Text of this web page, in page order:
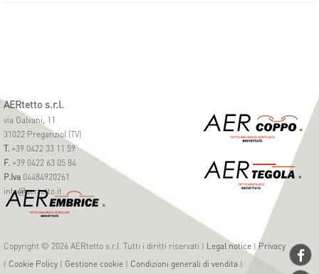
AERtetto s.r.l.
via Galvani, 11
31022 Preganziol (TV)
T. +39 0422 33 11 59
F. +39 0422 63 05 84
P.Iva 04484920261
info@aertetto.it
Copyright © 2026 AERtetto s.r.l. Tutti i diritti riservati | Legal notice |Privacy
| Cookie Policy | Gestione cookie | Condizioni generali di vendita |